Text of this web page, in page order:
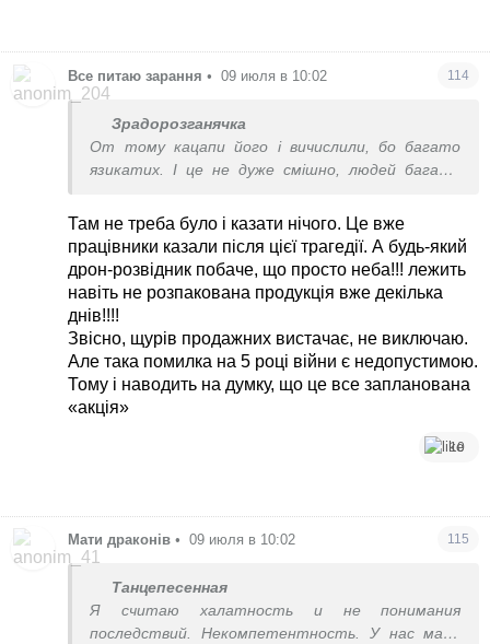
Все питаю зарання • 09 июля в 10:02 114
Зрадорозганячка
От тому кацапи його і вичислили, бо багато
язикатих. І це не дуже смішно, людей багато
Там не треба було і казати нічого. Це вже
працівники казали після цієї трагедії. А будь-який
дрон-розвідник побаче, що просто неба!!! лежить
навіть не розпакована продукція вже декілька
днів!!!!
Звісно, щурів продажних вистачає, не виключаю.
Але така помилка на 5 році війни є недопустимою.
Тому і наводить на думку, що це все запланована
«акція»
10
Мати драконів • 09 июля в 10:02 115
Танцепесенная
Я считаю халатность и не понимания
последствий. Некомпетентность. У нас мало